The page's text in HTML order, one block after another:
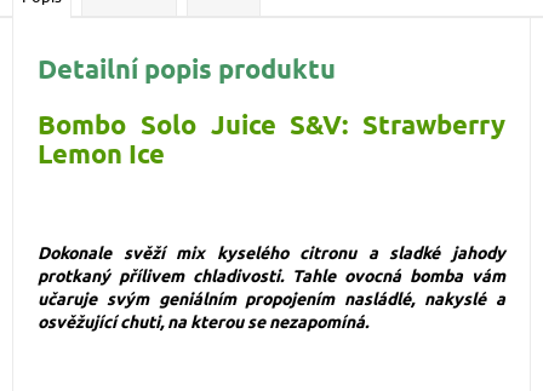
Detailní popis produktu
Bombo Solo Juice S&V: Strawberry
Lemon Ice
Dokonale svěží mix kyselého citronu a sladké jahody
protkaný přílivem chladivosti. Tahle ovocná bomba vám
učaruje svým geniálním propojením nasládlé, nakyslé a
osvěžující chuti, na kterou se nezapomíná.